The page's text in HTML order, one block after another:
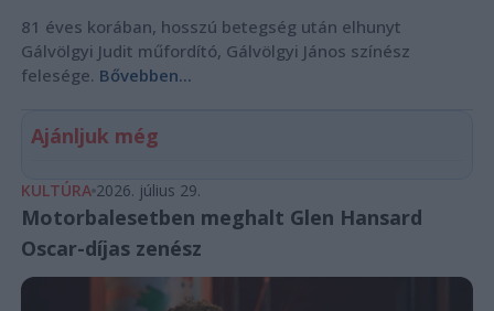
81 éves korában, hosszú betegség után elhunyt
Gálvölgyi Judit műfordító, Gálvölgyi János színész
felesége. Bővebben...
Ajánljuk még
KULTÚRA 2026. július 29.
Motorbalesetben meghalt Glen Hansard
Oscar-díjas zenész